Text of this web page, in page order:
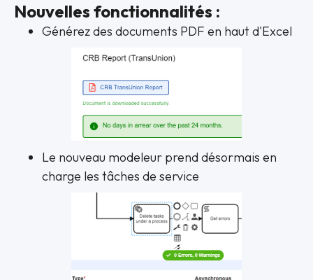
Nouvelles fonctionnalités :
Générez des documents PDF en haut d'Excel
Le nouveau modeleur prend désormais en
charge les tâches de service